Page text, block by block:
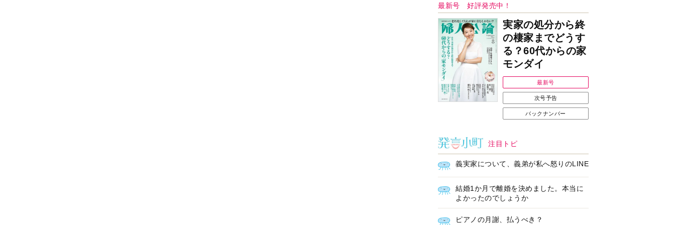
ＡＩで始める遺言を書
く前の準備セミナー開
催
耳にすっぽり！オーテ
ィコン補聴器、新しい
スタイルで All in Ear
の「オーティコン ジー
ル」を発売
トするオープンイヤー
型イヤホン「kikippa イ
ヤホン HERALBONY
モデル」発売
ージについてのお詫び
と訂正